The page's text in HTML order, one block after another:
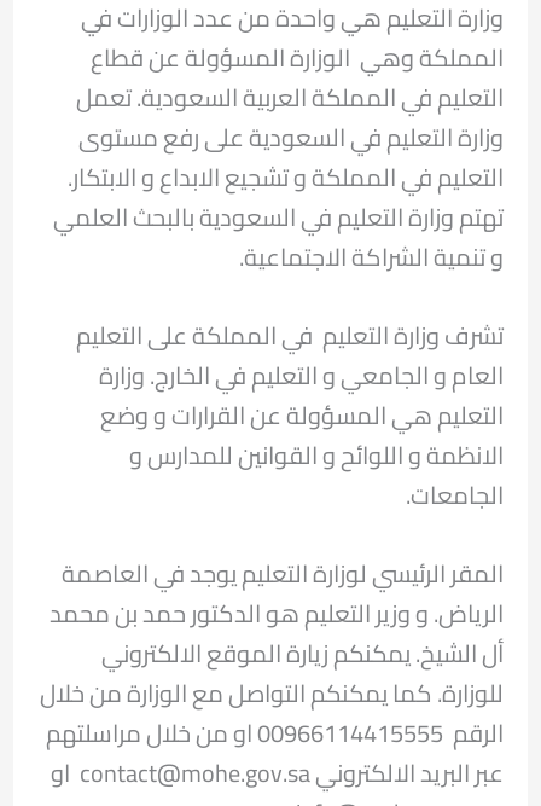
وزارة التعليم هي واحدة من عدد الوزارات في
المملكة وهي الوزارة المسؤولة عن قطاع
التعليم في المملكة العربية السعودية. تعمل
وزارة التعليم في السعودية على رفع مستوى
التعليم في المملكة و تشجيع الابداع و الابتكار.
تهتم وزارة التعليم في السعودية بالبحث العلمي
و تنمية الشراكة الاجتماعية.
تشرف وزارة التعليم في المملكة على التعليم
العام و الجامعي و التعليم في الخارج. وزارة
التعليم هي المسؤولة عن القرارات و وضع
الانظمة و اللوائح و القوانين للمدارس و
الجامعات.
المقر الرئيسي لوزارة التعليم يوجد في العاصمة
الرياض. و وزير التعليم هو الدكتور حمد بن محمد
أل الشيخ. يمكنكم زيارة الموقع الالكتروني
للوزارة. كما يمكنكم التواصل مع الوزارة من خلال
الرقم
00966114415555 او من خلال مراسلتهم
عبر البريد الالكتروني contact@mohe.gov.sa او